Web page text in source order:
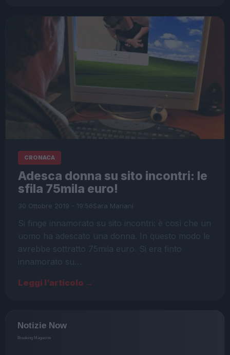
CRONACA
Adesca donna su sito incontri: le
sfila 75mila euro!
30 Ottobre 2019 - 19:56Sara Mariani
Si finge innamorato su sito incontri: è così che un
uomo ha adescato una donna. In questo modo le
avrebbe sottratto 75mila euro. Si era finto
innamorato su…
Leggi l’articolo →